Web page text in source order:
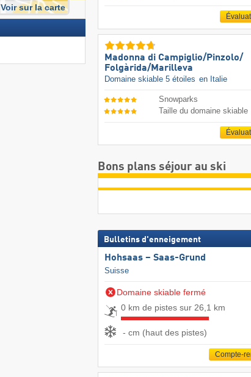
Voir sur la carte
Madonna di Campiglio/​Pinzolo/​
Folgàrida/​Marilleva
Domaine skiable 5 étoiles en Italie
Snowparks
Taille du domaine skiable
Bons plans séjour au ski
Bulletins d'enneigement
Hohsaas – Saas-Grund
Suisse
Domaine skiable fermé
0 km de pistes sur 26,1 km
- cm (haut des pistes)
Compte-